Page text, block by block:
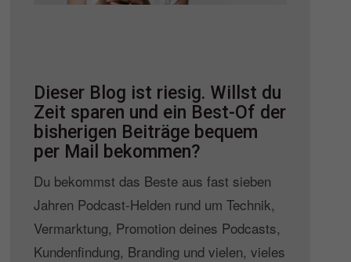
Dieser Blog ist riesig. Willst du
Zeit sparen und ein Best-Of der
bisherigen Beiträge bequem
per Mail bekommen?
Du bekommst das Beste aus fast sieben
Jahren Podcast-Helden rund um Technik,
Vermarktung, Promotion deines Podcasts,
Kundenfindung, Branding und vielen, vieles